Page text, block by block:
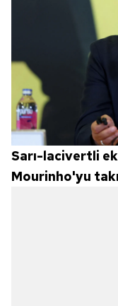
Sarı-lacivertli
Mourinho'yu